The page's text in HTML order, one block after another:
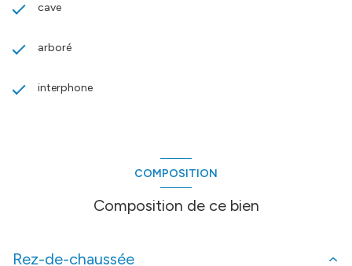
cave
arboré
interphone
COMPOSITION
Composition de ce bien
Rez-de-chaussée